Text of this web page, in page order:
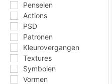
Penselen
Actions
PSD
Patronen
Kleurovergangen
Textures
Symbolen
Vormen